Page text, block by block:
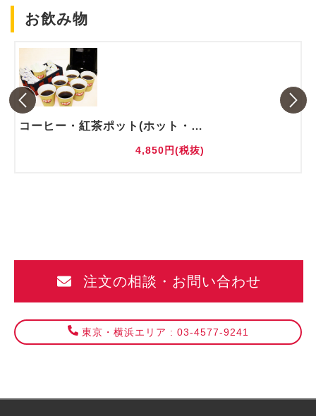
お飲み物
コーヒー・紅茶ポット(ホット・アイス)
4,850円(税抜)
注文の相談・お問い合わせ
東京・横浜エリア : 03-4577-9241